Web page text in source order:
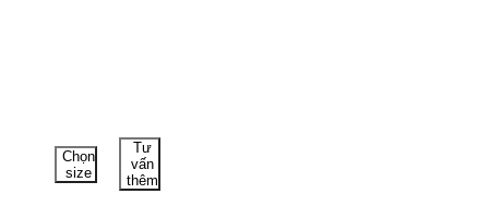
Chọn
size
Tư
vấn
thêm